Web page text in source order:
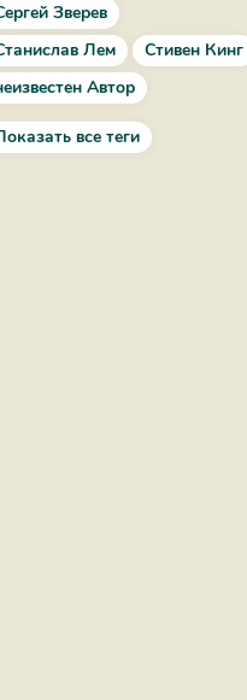
Зверев
Лем
Стивен Кинг
Автор
все теги